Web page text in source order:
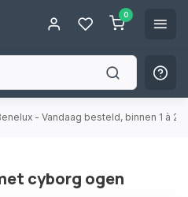
0
- Vandaag besteld, binnen 1 à 2
cyborg ogen